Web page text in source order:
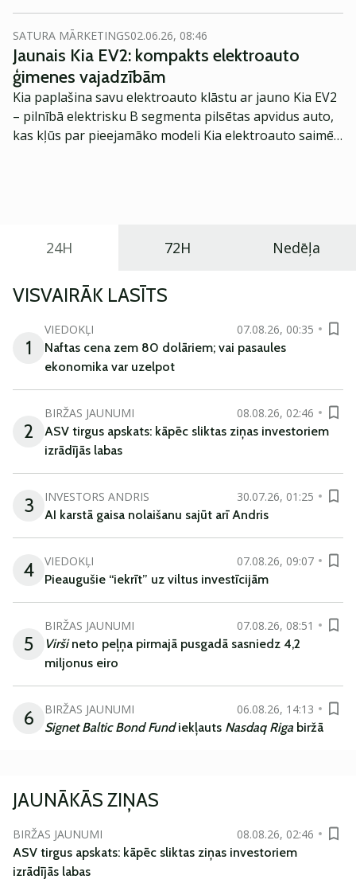
donkihotiskus meklējumus, lai izstrādātu nākamo lielo
atklājumu. Taču šogad varētu būt gaidāma lielāka
stabilitāte un akcijām gaidāms turpmāks kāpums.
SATURA MĀRKETINGS02.06.26, 08:46
Jaunais Kia EV2: kompakts elektroauto
ģimenes vajadzībām
Kia paplašina savu elektroauto klāstu ar jauno Kia EV2
– pilnībā elektrisku B segmenta pilsētas apvidus auto,
kas kļūs par pieejamāko modeli Kia elektroauto saimē
24H 72H Nedēļa
VISVAIRĀK LASĪTS
1
VIEDOKĻI
07.08.26, 00:35
Naftas cena zem 80 dolāriem; vai pasaules
ekonomika var uzelpot
2
BIRŽAS JAUNUMI
08.08.26, 02:46
ASV tirgus apskats: kāpēc sliktas ziņas investoriem
izrādījās labas
3 INVESTORS ANDRIS
30.07.26, 01:25
AI karstā gaisa nolaišanu sajūt arī Andris
4 VIEDOKĻI
07.08.26, 09:07
Pieaugušie “iekrīt” uz viltus investīcijām
5
BIRŽAS JAUNUMI
07.08.26, 08:51
Viršineto peļņa pirmajā pusgadā sasniedz 4,2
miljonus eiro
6 BIRŽAS JAUNUMI
06.08.26, 14:13
Signet Baltic Bond Fundiekļauts Nasdaq Riga biržā
JAUNĀKĀS ZIŅAS
BIRŽAS JAUNUMI
08.08.26, 02:46
ASV tirgus apskats: kāpēc sliktas ziņas investoriem
izrādījās labas